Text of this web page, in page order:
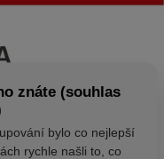
znáte (souhlas
bylo co nejlepší
rychle našli to, co